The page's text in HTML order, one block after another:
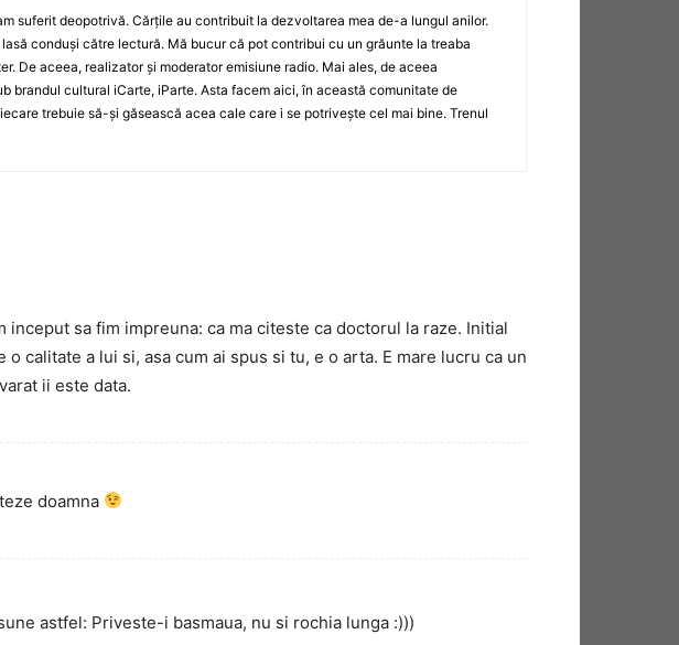
suferit deopotrivă. Cărțile au contribuit la dezvoltarea mea de-a lungul anilor.
conduși către lectură. Mă bucur că pot contribui cu un grăunte la treaba
De aceea, realizator și moderator emisiune radio. Mai ales, de aceea
brandul cultural iCarte, iParte. Asta facem aici, în această comunitate de
trebuie să-și găsească acea cale care i se potrivește cel mai bine. Trenul
sa fim impreuna: ca ma citeste ca doctorul la raze. Initial
calitate a lui si, asa cum ai spus si tu, e o arta. E mare lucru ca un
ii este data.
doamna
astfel: Priveste-i basmaua, nu si rochia lunga :)))